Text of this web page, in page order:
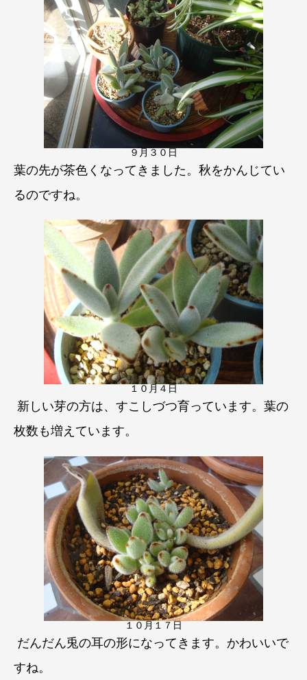
９月３０日
葉の先が茶色くなってきました。秋をかんじてい
るのですね。
１０月４日
新しい芽の方は、すこしづつ育っています。葉の
枚数も増えています。
１０月１７日
だんだん兎の耳の形になってきます。かわいいで
すね。